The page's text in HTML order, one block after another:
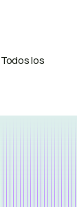
Todos los